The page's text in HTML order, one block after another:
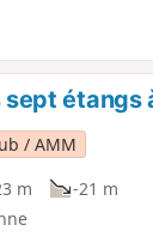
étangs
/ AMM
m
-21 m